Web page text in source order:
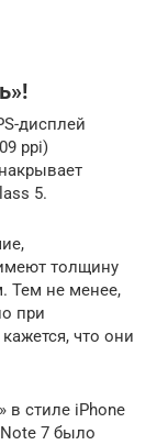
дисплей
ppi)
5.
толщину
Тем не менее,
при
что они
в стиле iPhone
7 было